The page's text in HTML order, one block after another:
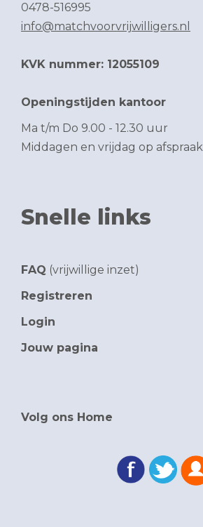
0478-516995
info@matchvoorvrijwilligers.nl
KVK nummer: 12055109
Openingstijden kantoor
Ma t/m Do 9.00 - 12.30 uur
Middagen en vrijdag op afspraak
Snelle links
FAQ (vrijwillige inzet)
Registreren
Login
Jouw pagina
Volg ons Home